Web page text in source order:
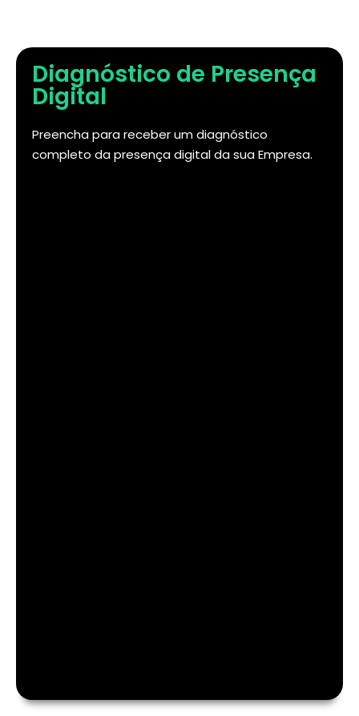
Diagnóstico de Presença
Digital
Preencha para receber um diagnóstico
completo da presença digital da sua Empresa.